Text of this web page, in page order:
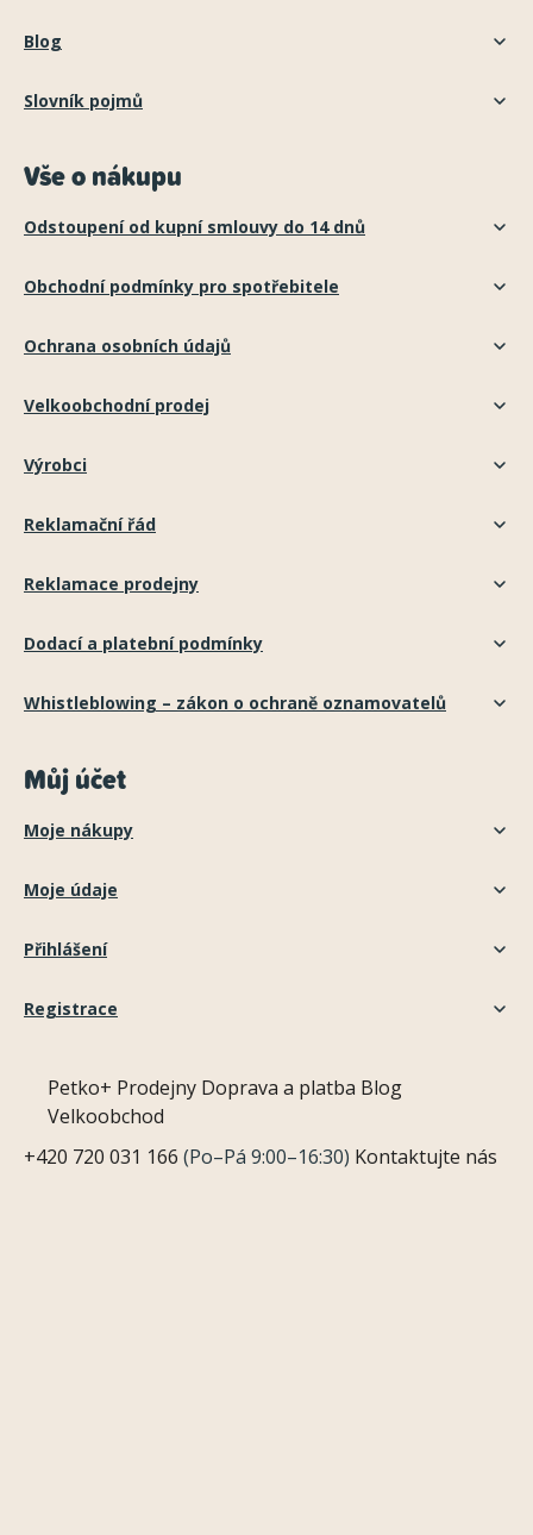
Blog
Slovník pojmů
Vše o nákupu
Odstoupení od kupní smlouvy do 14 dnů
Obchodní podmínky pro spotřebitele
Ochrana osobních údajů
Velkoobchodní prodej
Výrobci
Reklamační řád
Reklamace prodejny
Dodací a platební podmínky
Whistleblowing – zákon o ochraně oznamovatelů
Můj účet
Moje nákupy
Moje údaje
Přihlášení
Registrace
Petko+ Prodejny Doprava a platba Blog
Velkoobchod
+420 720 031 166 (Po–Pá 9:00–16:30) Kontaktujte nás